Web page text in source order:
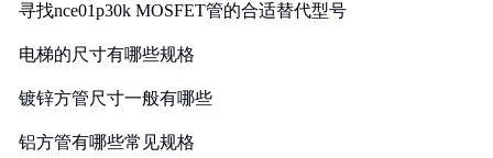
寻找nce01p30k MOSFET管的合适替代型号
电梯的尺寸有哪些规格
镀锌方管尺寸一般有哪些
铝方管有哪些常见规格